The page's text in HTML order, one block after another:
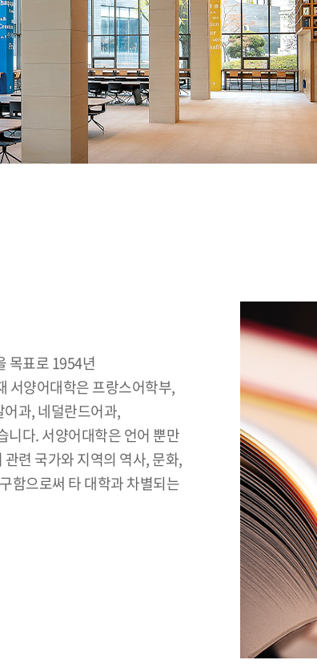
목표로 1954년
서양어대학은 프랑스어학부,
과, 네덜란드어과,
니다. 서양어대학은 언어 뿐만
련 국가와 지역의 역사, 문화,
함으로써 타 대학과 차별되는